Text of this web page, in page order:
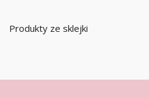
Produkty ze sklejki